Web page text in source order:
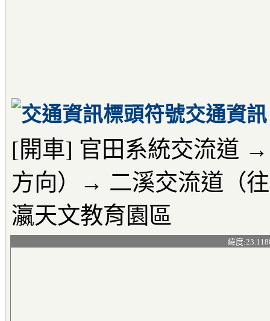
交通資訊
[開車] 官田系統交流道
方向）→ 二溪交流道（
瀛天文教育園區
緯度